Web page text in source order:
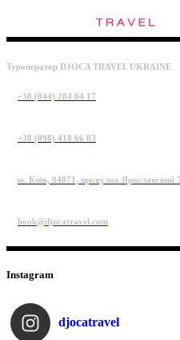
Туроператор DJOCA TRAVEL UKRAINE
+38 (044) 284 04 17
+38 (098) 418 66 83
м. Київ, 04071, провулок Ярославский
book@djocatravel.com
Instagram
djocatravel